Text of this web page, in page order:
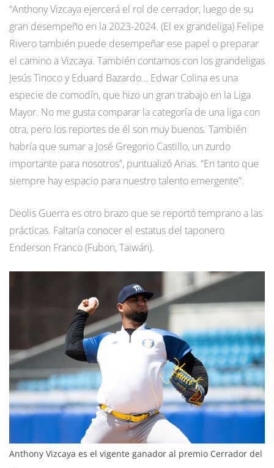
“Anthony Vizcaya ejercerá el rol de cerrador, luego de su
gran desempeño en la 2023-2024. (El ex grandeliga) Felipe
Rivero también puede desempeñar ese papel o preparar
el camino a Vizcaya. También contamos con los grandeligas
Jesús Tinoco y Eduard Bazardo… Edwar Colina es una
especie de comodín, que hizo un gran trabajo en la Liga
Mayor. No me gusta comparar la categoría de una liga con
otra, pero los reportes de él son muy buenos. También
habría que sumar a José Gregorio Castillo, un zurdo
importante para nosotros”, puntualizó Arias. “En tanto que
siempre hay espacio para nuestro talento emergente”.
Deolis Guerra es otro brazo que se reportó temprano a las
prácticas. Faltaría conocer el estatus del taponero
Enderson Franco (Fubon, Taiwán).
Anthony Vizcaya es el vigente ganador al premio Cerrador del